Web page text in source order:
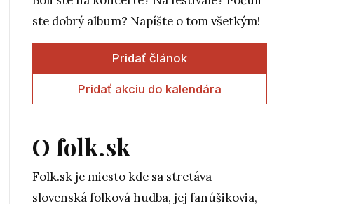
ste dobrý album? Napíšte o tom všetkým!
Pridať článok
Pridať akciu do kalendára
O folk.sk
Folk.sk je miesto kde sa stretáva
slovenská folková hudba, jej fanúšikovia,